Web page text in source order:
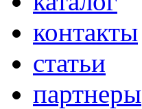
контакты
статьи
партнеры